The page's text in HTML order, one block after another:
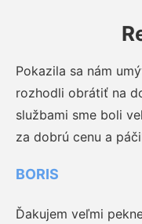
Pokazila sa nám
rozhodli obrátiť na
službami sme boli
za dobrú cenu a
BORIS
Ďakujem veľmi